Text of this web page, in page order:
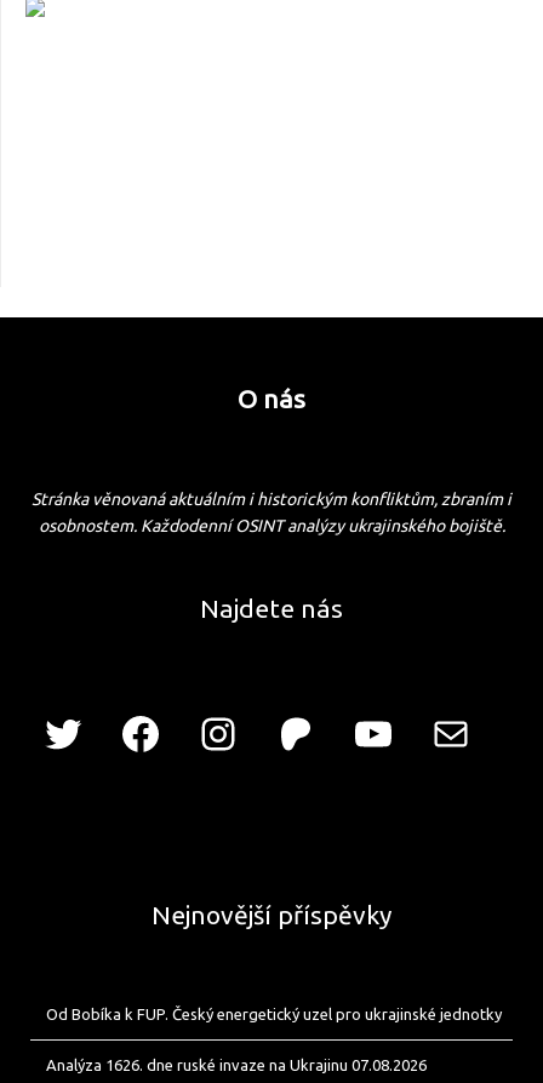
O nás
Stránka věnovaná aktuálním i historickým konfliktům, zbraním i
osobnostem. Každodenní OSINT analýzy ukrajinského bojiště.
Najdete nás
Nejnovější příspěvky
Od Bobíka k FUP. Český energetický uzel pro ukrajinské jednotky
Analýza 1626. dne ruské invaze na Ukrajinu 07.08.2026